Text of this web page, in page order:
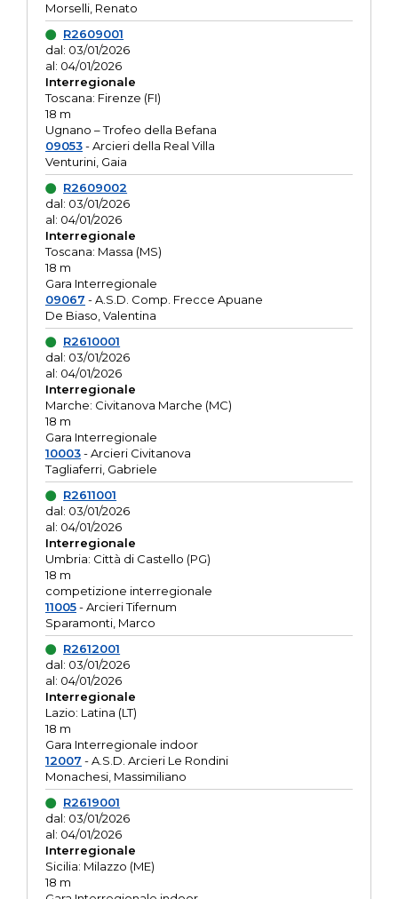
Morselli, Renato
R2609001
dal: 03/01/2026
al: 04/01/2026
Interregionale
Toscana: Firenze (FI)
18 m
Ugnano – Trofeo della Befana
09053- Arcieri della Real Villa
Venturini, Gaia
R2609002
dal: 03/01/2026
al: 04/01/2026
Interregionale
Toscana: Massa (MS)
18 m
Gara Interregionale
09067 - A.S.D. Comp. Frecce Apuane
De Biaso, Valentina
R2610001
dal: 03/01/2026
al: 04/01/2026
Interregionale
Marche: Civitanova Marche (MC)
18 m
Gara Interregionale
10003- Arcieri Civitanova
Tagliaferri, Gabriele
R2611001
dal: 03/01/2026
al: 04/01/2026
Interregionale
Umbria: Città di Castello (PG)
18 m
competizione interregionale
11005- Arcieri Tifernum
Sparamonti, Marco
R2612001
dal: 03/01/2026
al: 04/01/2026
Interregionale
Lazio: Latina (LT)
18 m
Gara Interregionale indoor
12007 - A.S.D. Arcieri Le Rondini
Monachesi, Massimiliano
R2619001
dal: 03/01/2026
al: 04/01/2026
Interregionale
Sicilia: Milazzo (ME)
18 m